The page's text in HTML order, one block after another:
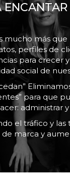
mucho más
perfiles de
para crecer
social de
para que
administrar
el tráfico y las
marca y